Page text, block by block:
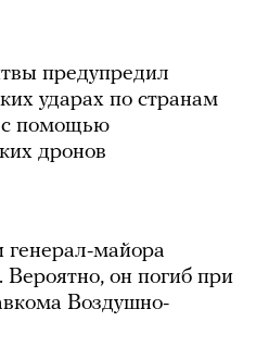
предупредил
ударах по странам
с помощью
дронов
майора
он погиб при
Воздушно-